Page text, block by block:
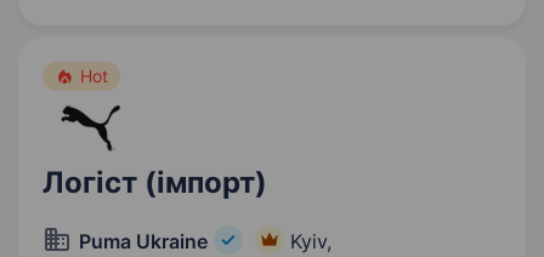
Hot
Логіст (імпорт)
Puma Ukraine
Kyiv,